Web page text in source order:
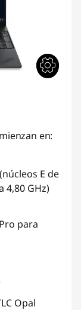
en:
E de
4,80 GHz)
para
Opal